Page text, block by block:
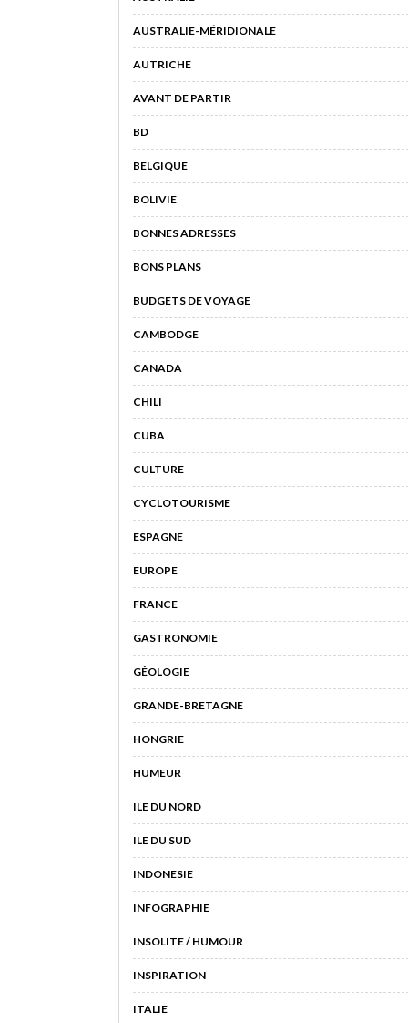
AUSTRALIE-MÉRIDIONALE
AUTRICHE
AVANT DE PARTIR
BD
BELGIQUE
BOLIVIE
BONNES ADRESSES
BONS PLANS
BUDGETS DE VOYAGE
CAMBODGE
CANADA
CHILI
CUBA
CULTURE
CYCLOTOURISME
ESPAGNE
EUROPE
FRANCE
GASTRONOMIE
GÉOLOGIE
GRANDE-BRETAGNE
HONGRIE
HUMEUR
ILE DU NORD
ILE DU SUD
INDONESIE
INFOGRAPHIE
INSOLITE / HUMOUR
INSPIRATION
ITALIE